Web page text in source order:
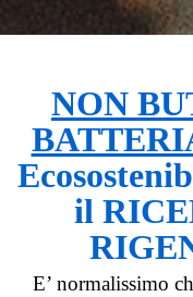
NON
il
E’ normalissimo